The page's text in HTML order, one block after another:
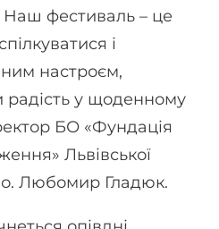
Наш фестиваль – це
і
настроєм,
радість у щоденному
БО «Фундація
Львівської
о. Любомир Гладюк.